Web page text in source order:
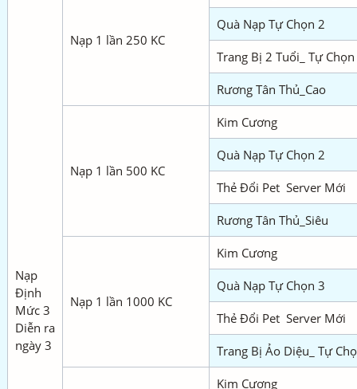
Nạp
Định
Mức 3
Diễn ra
ngày 3
Nạp 1 lần 250 KC
Quà Nạp Tự Chọn 2
Trang Bị 2 Tuổi_ Tự Chọn
Rương Tân Thủ_Cao
Nạp 1 lần 500 KC
Kim Cương
Quà Nạp Tự Chọn 2
Thẻ Đổi Pet Server Mới
Rương Tân Thủ_Siêu
Nạp 1 lần 1000 KC
Kim Cương
Quà Nạp Tự Chọn 3
Thẻ Đổi Pet Server Mới
Trang Bị Ảo Diệu_ Tự
Kim Cương